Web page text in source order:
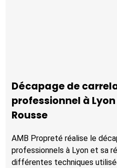
Décapage de
professionnel à
Rousse
AMB Propreté réalise le
professionnels à Lyon et sa
différentes techniques